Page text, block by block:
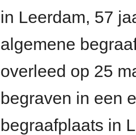
in Leerdam, 57
algemene
overleed op 25
begraven in een
begraafplaats in